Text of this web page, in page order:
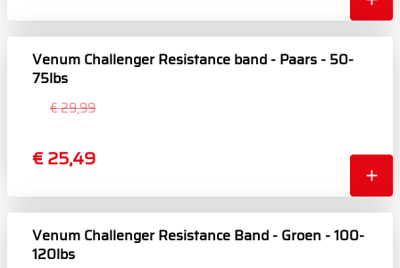
Venum Challenger Resistance band - Paars - 50-
75lbs
€ 29,99
€ 25,49
Venum Challenger Resistance Band - Groen - 100-
120lbs